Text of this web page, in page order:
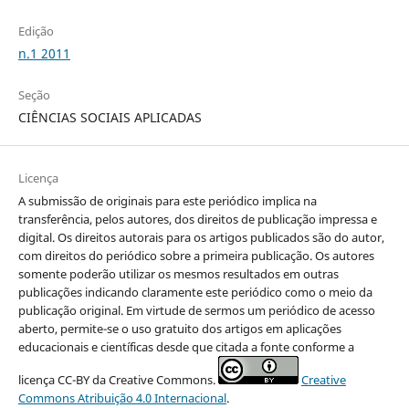
Edição
n.1 2011
Seção
CIÊNCIAS SOCIAIS APLICADAS
Licença
A submissão de originais para este periódico implica na
transferência, pelos autores, dos direitos de publicação impressa e
digital. Os direitos autorais para os artigos publicados são do autor,
com direitos do periódico sobre a primeira publicação. Os autores
somente poderão utilizar os mesmos resultados em outras
publicações indicando claramente este periódico como o meio da
publicação original. Em virtude de sermos um periódico de acesso
aberto, permite-se o uso gratuito dos artigos em aplicações
educacionais e científicas desde que citada a fonte conforme a
licença CC-BY da Creative Commons.
Creative
Commons Atribuição 4.0 Internacional.